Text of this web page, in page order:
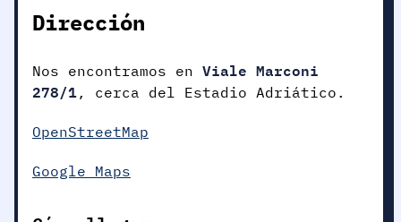
Dirección
Nos encontramos en Viale Marconi
278/1, cerca del Estadio Adriático.
OpenStreetMap
Google Maps